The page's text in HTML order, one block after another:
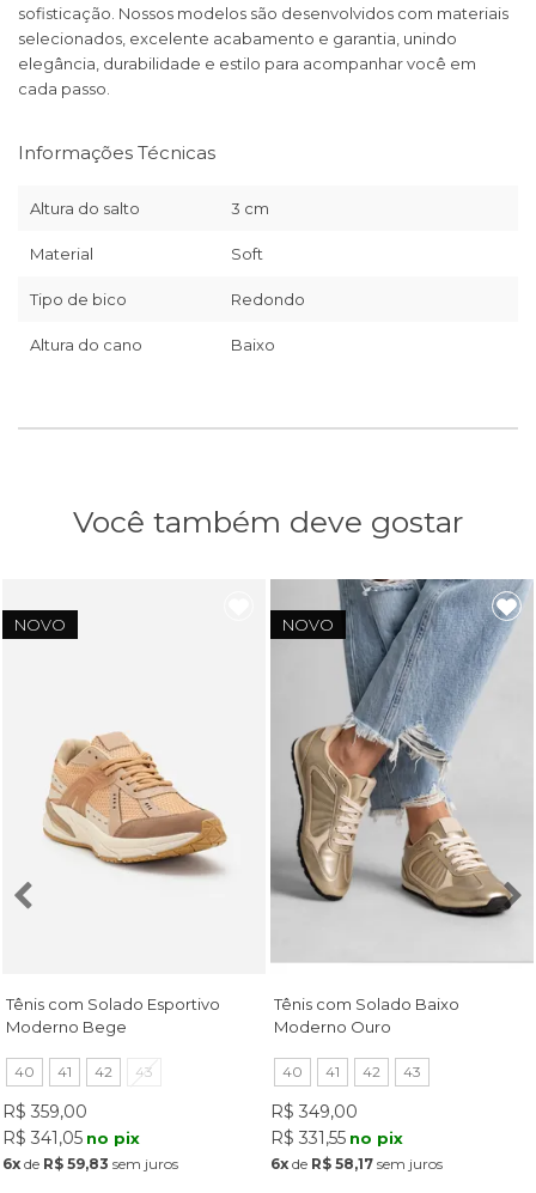
sofisticação. Nossos modelos são desenvolvidos com materiais
selecionados, excelente acabamento e garantia, unindo
elegância, durabilidade e estilo para acompanhar você em
cada passo.
Informações Técnicas
Altura do salto 3 cm
Material Soft
Tipo de bico Redondo
Altura do cano Baixo
Você também deve gostar
NOVO
Tênis com Solado Esportivo
Moderno Bege
40 41 42 43
R$ 359,00
R$ 341,05 no pix
6x de R$ 59,83 sem juros
NOVO
Tênis com Solado Baixo
Moderno Ouro
40 41 42 43
R$ 349,00
R$ 331,55 no pix
6x de R$ 58,17 sem juros